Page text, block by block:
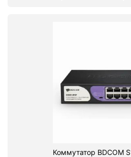
Коммутатор BDCOM